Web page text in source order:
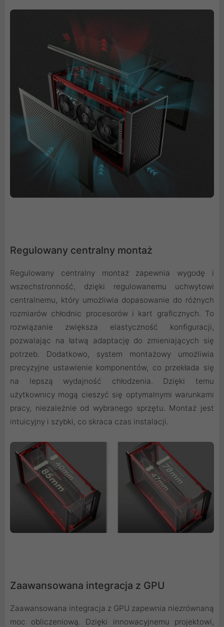
Regulowany centralny montaż
Regulowany centralny montaż zapewnia wygodę i
wszechstronność, dzięki regulowanemu uchwytowi
centralnemu, który umożliwia dopasowanie do różnych
rozmiarów chłodnic procesorów i kart graficznych. To
rozwiązanie zwiększa elastyczność konfiguracji,
pozwalając na łatwą adaptację do zmieniających się
potrzeb. Dodatkowo, system montażowy umożliwia
precyzyjne ustawienie komponentów, co przekłada się
na lepszą wydajność chłodzenia. Dzięki temu
użytkownicy mogą cieszyć się optymalnymi warunkami
pracy, niezależnie od wybranego sprzętu. Montaż jest
intuicyjny i szybki, co skraca czas instalacji.
Zaawansowana integracja z GPU
Zaawansowana integracja z GPU zapewnia niezrównaną
moc obliczeniową. Dzięki innowacyjnemu projektowi,